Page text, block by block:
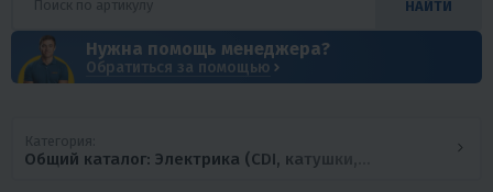
НАЙТИ
Нужна помощь менеджера?
Обратиться за помощью
Категория:
Общий каталог: Электрика (CDI, катушки,